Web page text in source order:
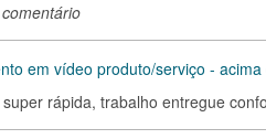
em vídeo produto/serviço -
rápida, trabalho entregue